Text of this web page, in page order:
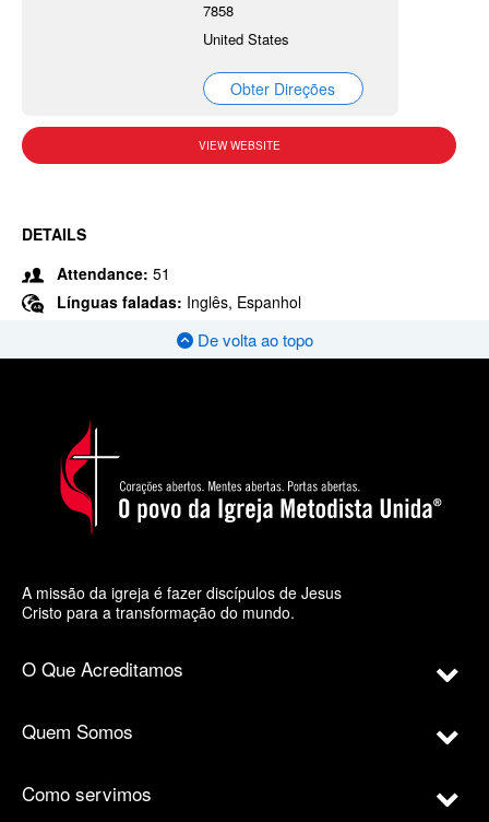
7858
United States
Obter Direções
VIEW WEBSITE
DETAILS
Attendance: 51
Línguas faladas: Inglês, Espanhol
De volta ao topo
A missão da igreja é fazer discípulos de Jesus
Cristo para a transformação do mundo.
O Que Acreditamos
Quem Somos
Como servimos